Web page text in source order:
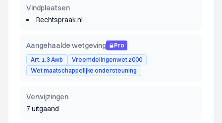
Vindplaatsen
Rechtspraak.nl
Aangehaalde wetgeving
Pro
Art. 1:3 Awb
Vreemdelingenwet 2000
Wet maatschappelijke ondersteuning
Verwijzingen
7 uitgaand